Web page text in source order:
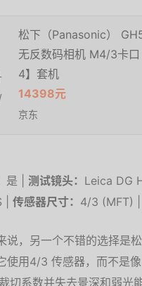
松下（Panasonic）
无反数码相机 M4/3卡
4】套机
14398元
京东
是 | 测试镜头： Leica DG
| 传感器尺寸： 4/3 (MFT)
说，另一个不错的选择是
使用4/3 传感器，而不是
切系数并失去景深和弱光